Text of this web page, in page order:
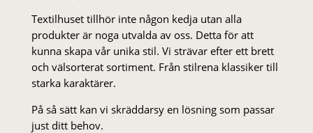
Textilhuset tillhör inte någon kedja utan alla
produkter är noga utvalda av oss. Detta för att
kunna skapa vår unika stil. Vi strä­var efter ett brett
och välsorterat sor­ti­ment. Från stil­rena klas­siker till
starka karaktärer.
På så sätt kan vi skräddarsy en lösning som passar
just ditt behov.